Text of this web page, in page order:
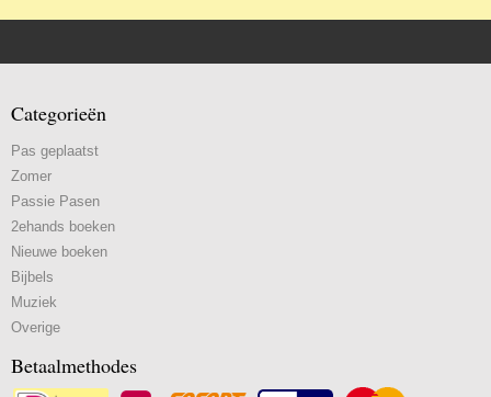
Categorieën
Pas geplaatst
Zomer
Passie Pasen
2ehands boeken
Nieuwe boeken
Bijbels
Muziek
Overige
Betaalmethodes